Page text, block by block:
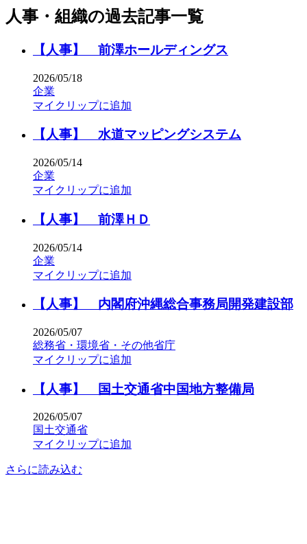
人事・組織の過去記事一覧
【人事】 前澤ホールディングス
2026/05/18
企業
マイクリップに追加
【人事】 水道マッピングシステム
2026/05/14
企業
マイクリップに追加
【人事】 前澤ＨＤ
2026/05/14
企業
マイクリップに追加
【人事】 内閣府沖縄総合事務局開発建設部
2026/05/07
総務省・環境省・その他省庁
マイクリップに追加
【人事】 国土交通省中国地方整備局
2026/05/07
国土交通省
マイクリップに追加
さらに読み込む